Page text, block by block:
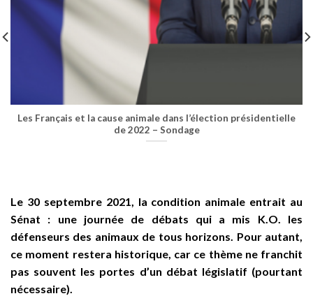
Les Français et la cause animale dans l’élection présidentielle
de 2022 – Sondage
Le 30 septembre 2021, la condition animale entrait au
Sénat : une journée de débats qui a mis K.O. les
défenseurs des animaux de tous horizons. Pour autant,
ce moment restera historique, car ce thème ne franchit
pas souvent les portes d’un débat législatif (pourtant
nécessaire).